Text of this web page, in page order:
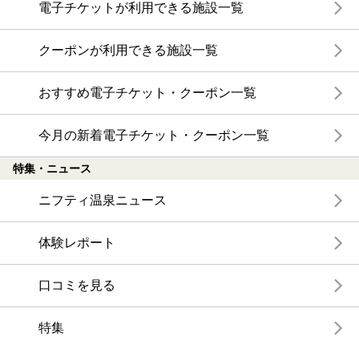
電子チケットが利用できる施設一覧
クーポンが利用できる施設一覧
おすすめ電子チケット・クーポン一覧
今月の新着電子チケット・クーポン一覧
特集・ニュース
ニフティ温泉ニュース
体験レポート
口コミを見る
特集